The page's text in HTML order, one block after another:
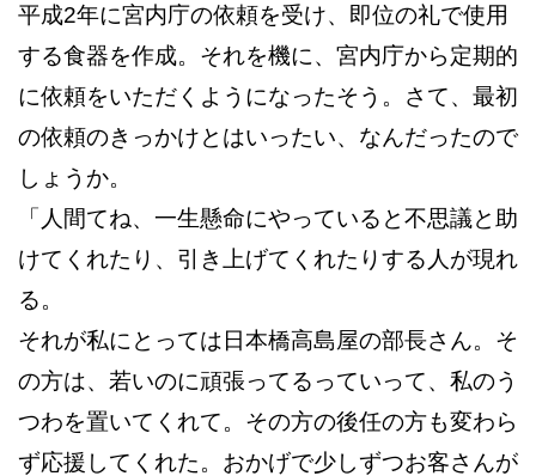
平成2年に宮内庁の依頼を受け、即位の礼で使用
する食器を作成。それを機に、宮内庁から定期的
に依頼をいただくようになったそう。さて、最初
の依頼のきっかけとはいったい、なんだったので
しょうか。
「人間てね、一生懸命にやっていると不思議と助
けてくれたり、引き上げてくれたりする人が現れ
る。
それが私にとっては日本橋高島屋の部長さん。そ
の方は、若いのに頑張ってるっていって、私のう
つわを置いてくれて。その方の後任の方も変わら
ず応援してくれた。おかげで少しずつお客さんが